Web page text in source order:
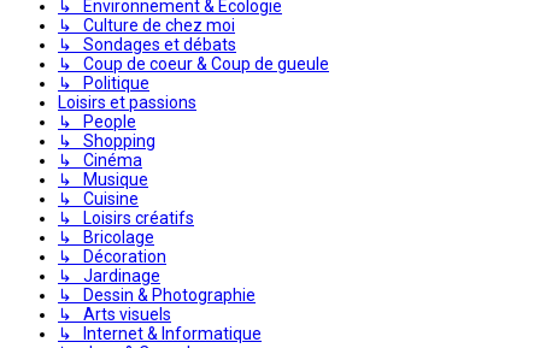
↳ Environnement & Écologie
↳ Culture de chez moi
↳ Sondages et débats
↳ Coup de coeur & Coup de gueule
↳ Politique
Loisirs et passions
↳ People
↳ Shopping
↳ Cinéma
↳ Musique
↳ Cuisine
↳ Loisirs créatifs
↳ Bricolage
↳ Décoration
↳ Jardinage
↳ Dessin & Photographie
↳ Arts visuels
↳ Internet & Informatique